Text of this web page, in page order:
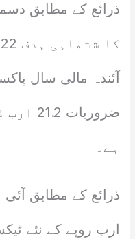
آئندہ مالی سال
ہے۔
ارب روپے کے نئے